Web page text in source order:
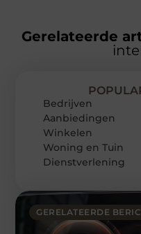
Gerelateerde
GERELATEERDE
Bedrijven
Aanbiedingen
Winkelen
Woning en Tuin
Dienstverlening